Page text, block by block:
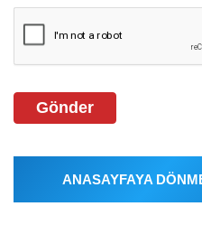
Gönder
ANASAYFAYA